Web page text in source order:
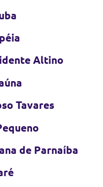
Altino
Tavares
de Parnaíba